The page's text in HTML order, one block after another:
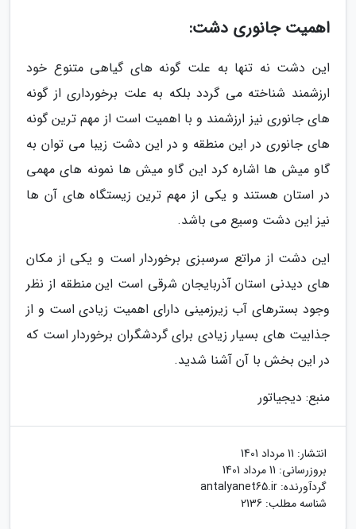
اهمیت جانوری دشت:
این دشت نه تنها به علت گونه های گیاهی متنوع خود
ارزشمند شناخته می گردد بلکه به علت برخورداری از گونه
های جانوری نیز ارزشمند و با اهمیت است از مهم ترین گونه
های جانوری در این منطقه و در این دشت زیبا می توان به
گاو میش ها اشاره کرد این گاو میش ها نمونه های مهمی
در استان هستند و یکی از مهم ترین زیستگاه های آن ها
نیز این دشت وسیع می باشد.
این دشت از مراتع سرسبزی برخوردار است و یکی از مکان
های دیدنی استان آذربایجان شرقی است این منطقه از نظر
وجود بسترهای آب زیرزمینی دارای اهمیت زیادی است و از
جذابیت های بسیار زیادی برای گردشگران برخوردار است که
در این بخش با آن آشنا شدید.
منبع: دیجیاتور
انتشار: 11 مرداد 1401
بروزرسانی: 11 مرداد 1401
گردآورنده: antalyanet65.ir
شناسه مطلب: 2136